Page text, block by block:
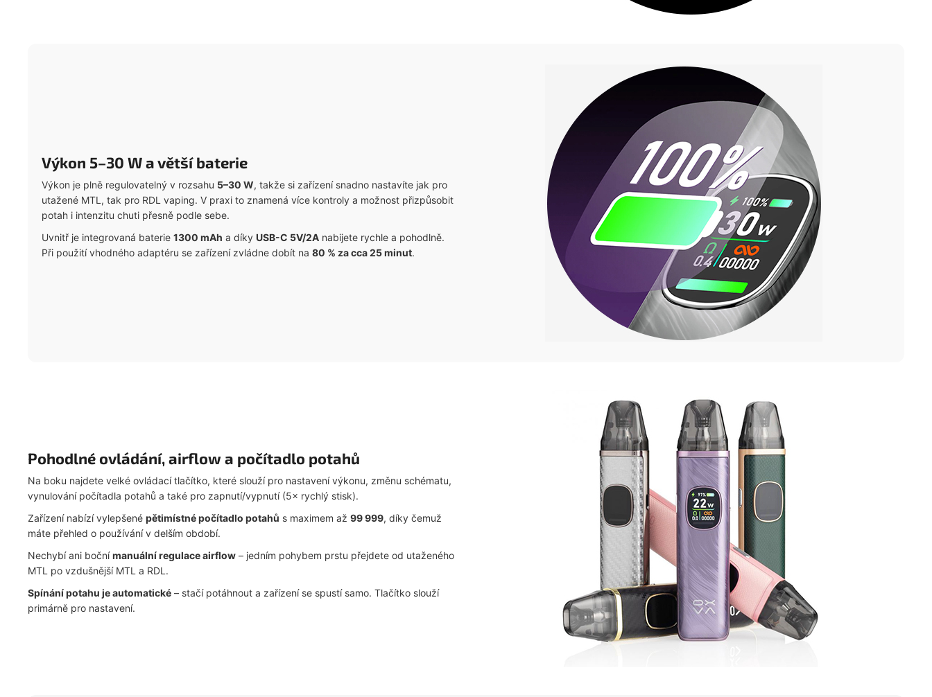
Výkon 5–30 W a větší baterie
Výkon je plně regulovatelný v rozsahu 5–30 W, takže si zařízení snadno nastavíte jak pro
utažené MTL, tak pro RDL vaping. V praxi to znamená více kontroly a možnost přizpůsobit
potah i intenzitu chuti přesně podle sebe.
Uvnitř je integrovaná baterie 1300 mAh a díky USB-C 5V/2A nabijete rychle a pohodlně.
Při použití vhodného adaptéru se zařízení zvládne dobít na 80 % za cca 25 minut.
Pohodlné ovládání, airflow a počítadlo potahů
Na boku najdete velké ovládací tlačítko, které slouží pro nastavení výkonu, změnu schématu,
vynulování počítadla potahů a také pro zapnutí/vypnutí (5× rychlý stisk).
Zařízení nabízí vylepšené pětimístné počítadlo potahů s maximem až 99 999, díky čemuž
máte přehled o používání v delším období.
Nechybí ani bočnímanuální regulace airflow – jedním pohybem prstu přejdete od utaženého
MTL po vzdušnější MTL a RDL.
Spínání potahu je automatické – stačí potáhnout a zařízení se spustí samo. Tlačítko slouží
primárně pro nastavení.